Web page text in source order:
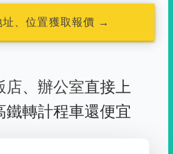
址、位置獲取報價 →
店、 辦公室直接上
鐵轉計程車還便宜